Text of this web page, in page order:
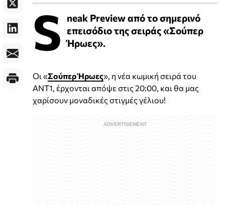
S neak Preview από το σημερινό
επεισόδιο της σειράς «Σούπερ
Ήρωες».
Οι «Σούπερ Ήρωες», η νέα κωμική σειρά του
ΑΝΤ1, έρχονται απόψε στις 20:00, και θα μας
χαρίσουν μοναδικές στιγμές γέλιου!